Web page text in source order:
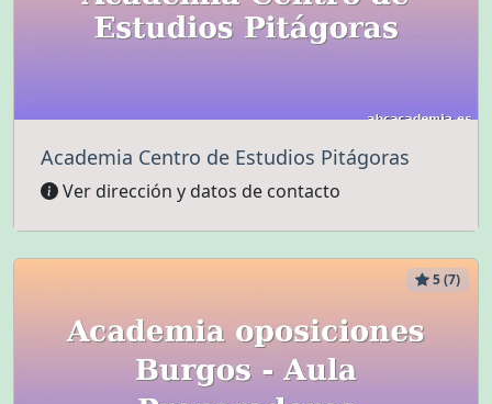
Academia Centro de Estudios Pitágoras
Ver dirección y datos de contacto
5 (7)